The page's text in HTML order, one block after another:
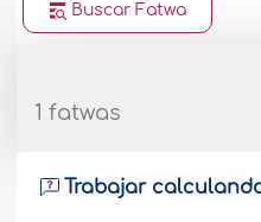
Buscar Fatwa
1 fatwas
Trabajar